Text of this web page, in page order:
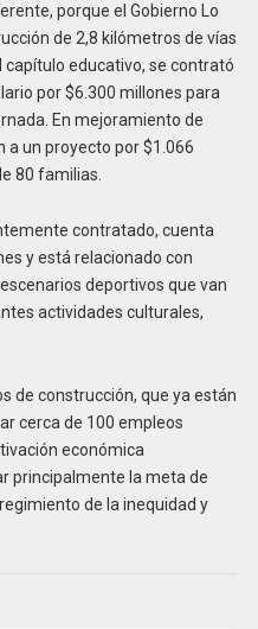
porque el Gobierno Lo
de 2,8 kilómetros de vías
capítulo educativo, se contrató
por $6.300 millones para
En mejoramiento de
a un proyecto por $1.066
80 familias.
contratado, cuenta
y está relacionado con
deportivos que van
actividades culturales,
de construcción, que ya están
cerca de 100 empleos
económica
principalmente la meta de
de la inequidad y